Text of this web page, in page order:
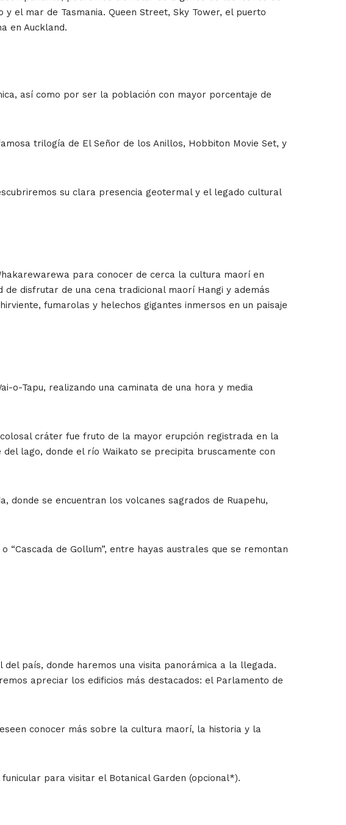
el mar de Tasmania. Queen Street, Sky Tower, el puerto
en Auckland.
así como por ser la población con mayor porcentaje de
trilogía de El Señor de los Anillos, Hobbiton Movie Set, y
su clara presencia geotermal y el legado cultural
para conocer de cerca la cultura maorí en
disfrutar de una cena tradicional maorí Hangi y además
fumarolas y helechos gigantes inmersos en un paisaje
o-Tapu, realizando una caminata de una hora y media
cráter fue fruto de la mayor erupción registrada en la
lago, donde el río Waikato se precipita bruscamente con
donde se encuentran los volcanes sagrados de Ruapehu,
de Gollum”, entre hayas australes que se remontan
país, donde haremos una visita panorámica a la llegada.
apreciar los edificios más destacados: el Parlamento de
conocer más sobre la cultura maorí, la historia y la
para visitar el Botanical Garden (opcional*).